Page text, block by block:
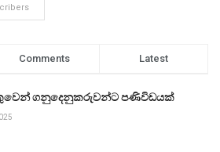
Comments Latest
ගනුදෙනුකරුවන්ට පණිවිඩයක්